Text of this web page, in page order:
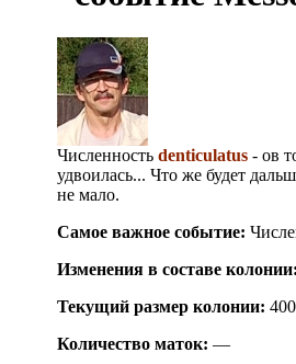
Численность denticulatus - ов
удвоилась... Что же будет
не мало.
Самое важное событие:
Изменения в составе
Текущий размер кoлонии: 400
Количество маток: —